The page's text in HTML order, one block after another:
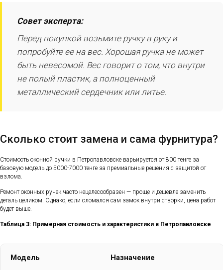
Совет эксперта:
Перед покупкой возьмите ручку в руку и
попробуйте ее на вес. Хорошая ручка не может
быть невесомой. Вес говорит о том, что внутри
не полый пластик, а полноценный
металлический сердечник или литье.
Сколько стоит замена и сама фурнитура?
Стоимость оконной ручки в Петропавловске варьируется от 800 тенге за
базовую модель до 5000-7000 тенге за премиальные решения с защитой от
взлома.
Ремонт оконных ручек часто нецелесообразен — проще и дешевле заменить
деталь целиком. Однако, если сломался сам замок внутри створки, цена работ
будет выше.
Таблица 3: Примерная стоимость и характеристики в Петропавловске
Модель Назначение